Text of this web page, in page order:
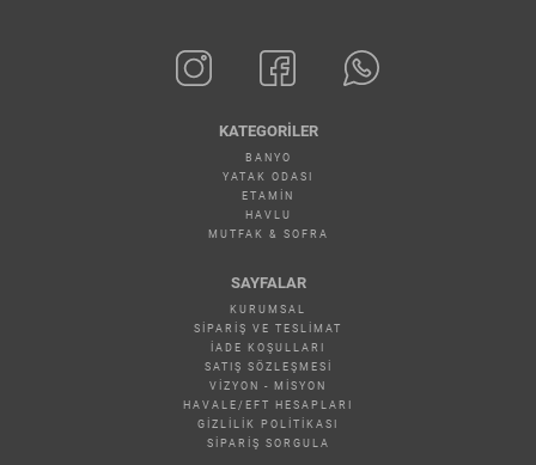
KATEGORILER
BANYO
YATAK ODASI
ETAMİN
HAVLU
MUTFAK & SOFRA
SAYFALAR
KURUMSAL
SIPARIŞ VE TESLIMAT
İADE KOŞULLARI
SATIŞ SÖZLEŞMESI
VIZYON - MISYON
HAVALE/EFT HESAPLARI
GIZLILIK POLITIKASI
SIPARIŞ SORGULA